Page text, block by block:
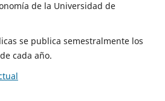
de la Universidad de
se publica semestralmente los
cada año.